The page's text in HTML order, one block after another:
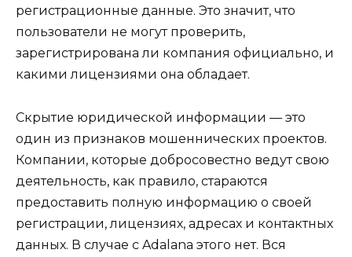
регистрационные данные. Это значит, что
пользователи не могут проверить,
зарегистрирована ли компания официально, и
какими лицензиями она обладает.
Скрытие юридической информации — это
один из признаков мошеннических проектов.
Компании, которые добросовестно ведут свою
деятельность, как правило, стараются
предоставить полную информацию о своей
регистрации, лицензиях, адресах и контактных
данных. В случае с Adalana этого нет. Вся